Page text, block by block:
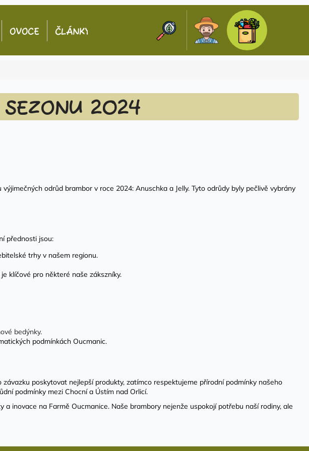
OVOCE ČLÁNKY
Hledat
Přihlášení
Nákupní
2024
odrůd brambor v roce 2024: Anuschka a Jelly. Tyto odrůdy byly pečlivě vybrány
přednosti jsou:
trhy v našem regionu.
klíčové pro některé naše zákszníky.
bedýnky.
podmínkách Oucmanic.
poskytovat nejlepší produkty, zatímco respektujeme přírodní podmínky našeho
podmínky mezi Chocní a Ústím nad Orlicí.
inovace na Farmě Oucmanice. Naše brambory nejenže uspokojí potřebu naší rodiny, ale